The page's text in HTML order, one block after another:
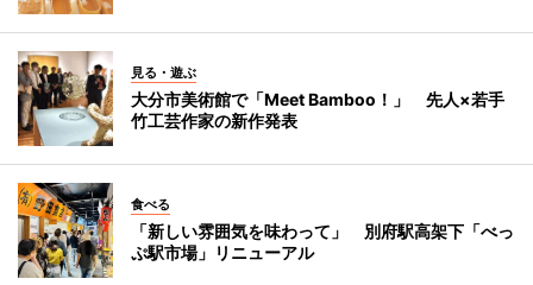
見る・遊ぶ
大分市美術館で「Meet Bamboo！」 先人×若手
竹工芸作家の新作発表
食べる
「新しい雰囲気を味わって」 別府駅高架下「べっ
ぷ駅市場」リニューアル